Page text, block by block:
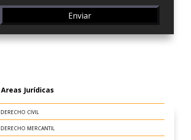
Areas Jurídicas
DERECHO CIVIL
DERECHO MERCANTIL